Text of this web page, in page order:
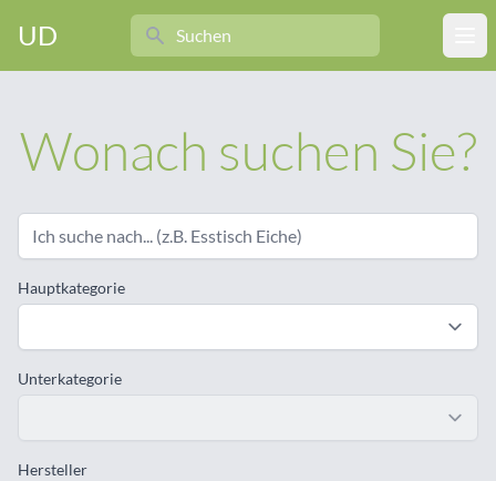
UD
Search
Wonach suchen Sie?
Hauptkategorie
Unterkategorie
Hersteller